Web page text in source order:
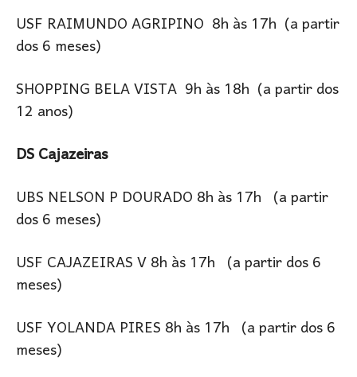
USF RAIMUNDO AGRIPINO 8h às 17h (a partir
dos 6 meses)
SHOPPING BELA VISTA 9h às 18h (a partir dos
12 anos)
DS Cajazeiras
UBS NELSON P DOURADO 8h às 17h (a partir
dos 6 meses)
USF CAJAZEIRAS V 8h às 17h (a partir dos 6
meses)
USF YOLANDA PIRES 8h às 17h (a partir dos 6
meses)